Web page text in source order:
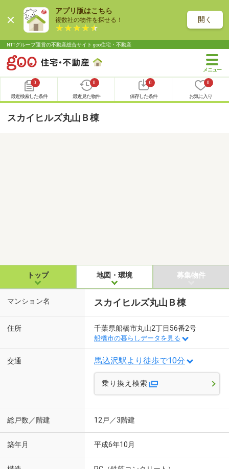
アプリ版はこちら
複数社の物件を探せる！ 開く
NTTグループ運営の不動産総合サイト goo住宅・不動産
0
最近検索した条件
0
最近見た物件
0
保存した条件
0
お気に入り
スカイヒルズ丸山Ｂ棟
トップ 地図・環境 募集物件
マンション名 スカイヒルズ丸山Ｂ棟
住所 千葉県船橋市丸山2丁目56番2号
船橋市の暮らしデータを見る
交通 馬込沢駅より徒歩で10分
乗り換え検索
総戸数／階建 12戸／3階建
築年月 平成6年10月